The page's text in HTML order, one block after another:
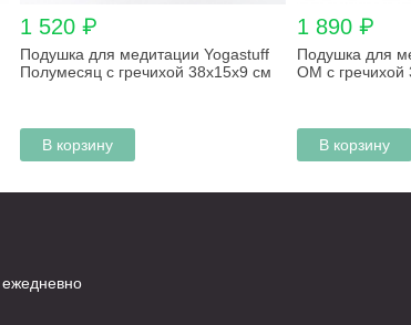
1 520 ₽
Подушка для медитации Yogastuff
Полумесяц с гречихой 38х15х9 см
В корзину
1 890 ₽
Подушка для
ОМ с гречихой
В корзину